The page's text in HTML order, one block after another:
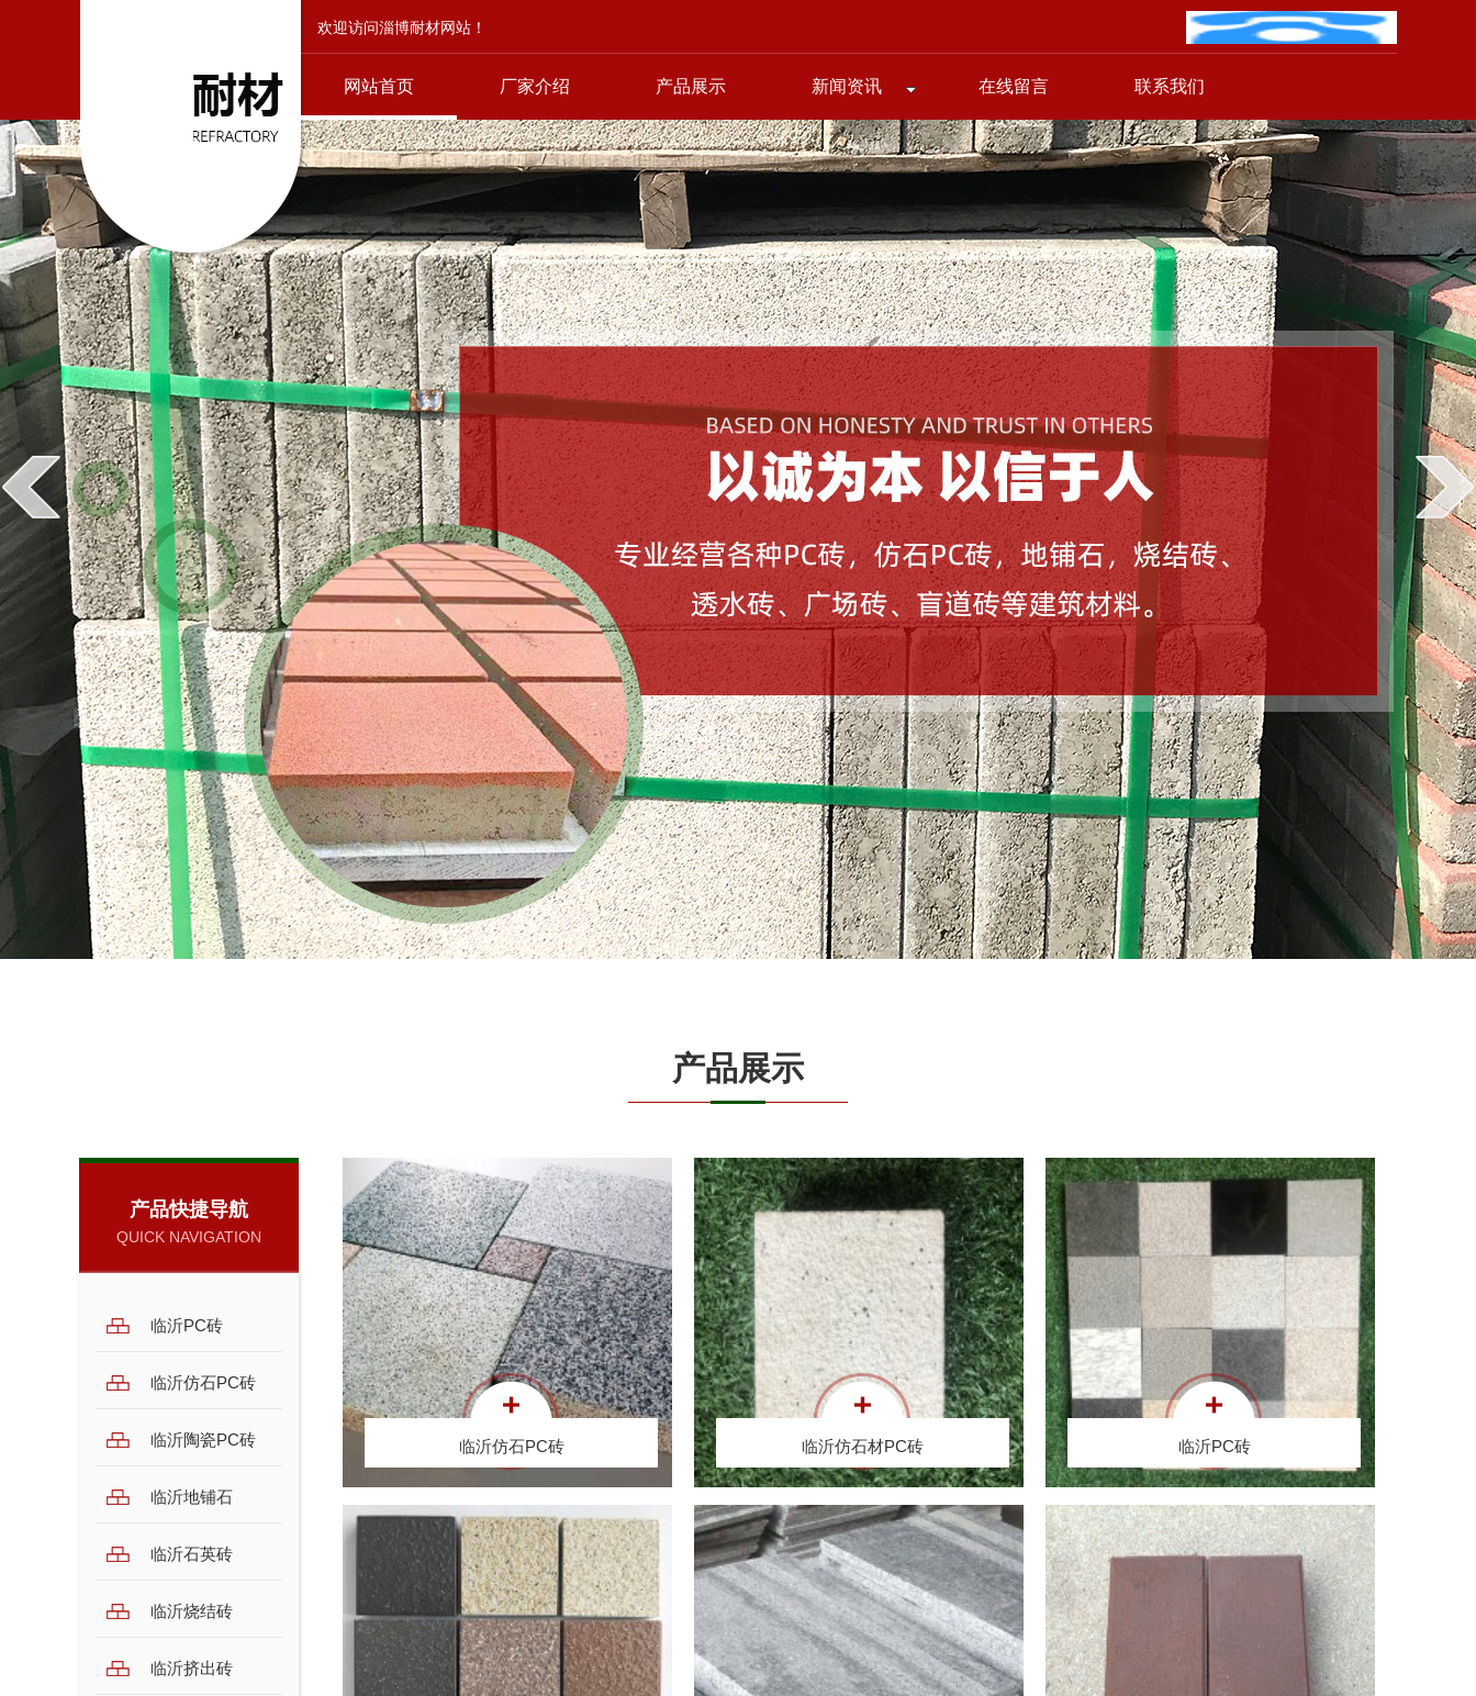
欢迎访问淄博耐材网站！
网站首页 厂家介绍 产品展示 新闻资讯 在线留言 联系我们
产品展示
产品快捷导航
QUICK NAVIGATION
临沂PC砖
临沂仿石PC砖
临沂陶瓷PC砖
临沂地铺石
临沂石英砖
临沂烧结砖
临沂挤出砖
临沂仿石PC砖
临沂仿石PC砖
临沂仿石材PC砖
临沂仿石材PC砖
临沂PC砖
临沂PC砖
临沂地铺石 临沂压制烧结砖